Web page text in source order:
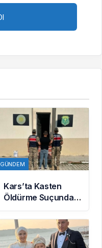
GÜNDEM
Kars’ta Kasten
Öldürme Suçundan
Aranan Hükümlü
JASAT
Operasyonuyla
Yakalandı